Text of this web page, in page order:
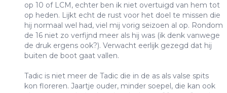
op 10 of LCM, echter ben ik niet overtuigd van hem tot
op heden. Lijkt echt de rust voor het doel te missen die
hij normaal wel had, viel mij vorig seizoen al op. Rondom
de 16 niet zo verfijnd meer als hij was (ik denk vanwege
de druk ergens ook?). Verwacht eerlijk gezegd dat hij
buiten de boot gaat vallen.
Tadic is niet meer de Tadic die in de as als valse spits
kon floreren. Jaartje ouder, minder soepel, die kan ook